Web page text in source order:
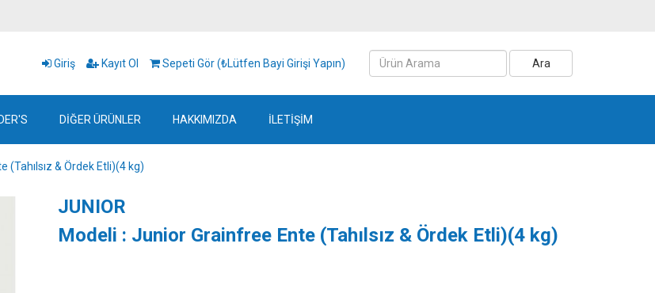
Giriş Kayıt Ol Sepeti Gör (₺Lütfen Bayi Girişi Yapın) Ara
DİĞER ÜRÜNLER HAKKIMIZDA İLETİŞİM
(Tahılsız & Ördek Etli)(4 kg)
JUNIOR
Modeli : Junior Grainfree Ente (Tahılsız & Ördek Etli)(4 kg)